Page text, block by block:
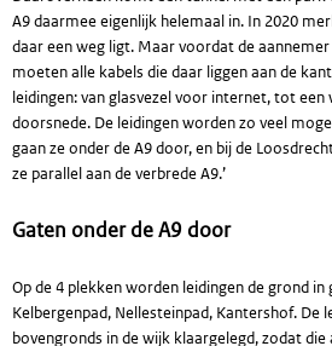
A9 daarmee eigenlijk helemaal in. In 2020
daar een weg ligt. Maar voordat de
moeten alle kabels die daar liggen aan de
leidingen: van glasvezel voor internet, tot
doorsnede. De leidingen worden zo veel
gaan ze onder de A9 door, en bij de
ze parallel aan de verbrede A9.’
Gaten onder de A9 door
Op de 4 plekken worden leidingen de grond
Kelbergenpad, Nellesteinpad, Kantershof. De
bovengronds in de wijk klaargelegd, zodat